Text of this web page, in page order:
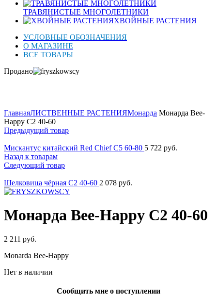
ТРАВЯНИСТЫЕ МНОГОЛЕТНИКИ
ХВОЙНЫЕ РАСТЕНИЯ
УСЛОВНЫЕ ОБОЗНАЧЕНИЯ
О МАГАЗИНЕ
ВСЕ ТОВАРЫ
Продано
ГлавнаяЛИСТВЕННЫЕ РАСТЕНИЯМонарда Монарда Bee-
Happy C2 40-60
Предыдущий товар
Мискантус китайский Red Chief C5 60-80 5 722 руб.
Назад к товарам
Следующий товар
Шелковица чёрная C2 40-60 2 078 руб.
Монарда Bee-Happy C2 40-60
2 211 руб.
Monarda Bee-Happy
Нет в наличии
Сообщить мне о поступлении